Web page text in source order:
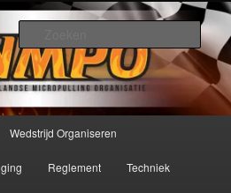
ter wereld!
Wedstrijd Organiseren
Reglement Techniek